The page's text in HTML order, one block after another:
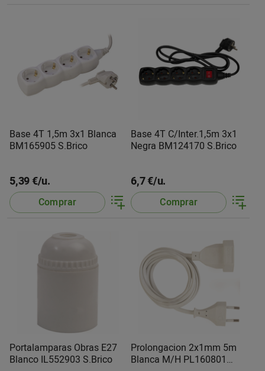
Base 4T 1,5m 3x1 Blanca
BM165905 S.Brico
5,39 €/u.
Comprar
Base 4T C/Inter.1,5m 3x1
Negra BM124170 S.Brico
6,7 €/u.
Comprar
Portalamparas Obras E27
Blanco IL552903 S.Brico
Prolongacion 2x1mm 5m
Blanca M/H PL160801